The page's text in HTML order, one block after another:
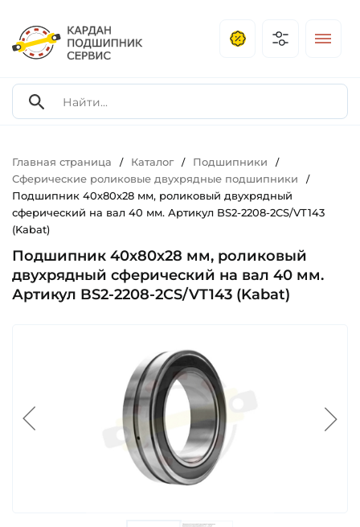
Главная страница / Каталог / Подшипники /
Сферические роликовые двухрядные подшипники /
Подшипник 40х80х28 мм, роликовый двухрядный
сферический на вал 40 мм. Артикул BS2-2208-2CS/VT143
(Kabat)
Подшипник 40х80х28 мм, роликовый
двухрядный сферический на вал 40 мм.
Артикул BS2-2208-2CS/VT143 (Kabat)